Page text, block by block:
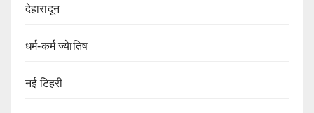
देहारादून
धर्म-कर्म ज्येातिष
नई टिहरी